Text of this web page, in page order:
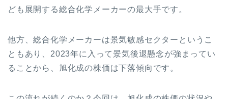
ども展開する総合化学メーカーの最大手です。
他方、総合化学メーカーは景気敏感セクターというこ
ともあり、2023年に入って景気後退懸念が強まってい
ることから、旭化成の株価は下落傾向です。